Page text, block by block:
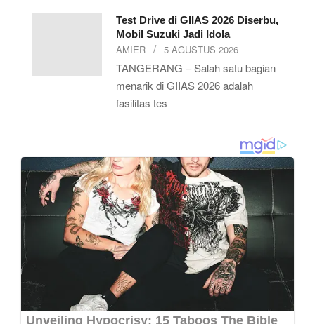
Test Drive di GIIAS 2026 Diserbu,
Mobil Suzuki Jadi Idola
AMIER 5 AGUSTUS 2026
TANGERANG – Salah satu bagian
menarik di GIIAS 2026 adalah
fasilitas tes